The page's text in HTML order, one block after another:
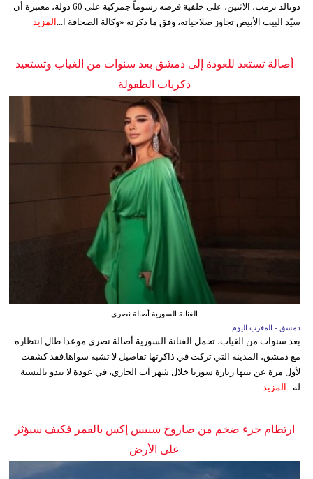
دونالد ترمب، الاثنين، على خلفية فرضه رسوماً جمركية على 60 دولة، معتبرة أن
سيّد البيت الأبيض تجاوز صلاحياته، وفق ما ذكرته «وكالة الصحافة ا...
المزيد
أصالة تستعد للعودة إلى دمشق بعد سنوات من الغياب وتستعيد
ذكريات الطفولة
الفنانة السورية أصالة نصري
دمشق - المغرب اليوم
بعد سنوات من الغياب، تحمل الفنانة السورية أصالة نصري موعدا طال انتظاره
مع دمشق، المدينة التي تركت في ذاكرتها تفاصيل لا تشبه سواها.فقد كشفت
لأول مرة عن نيتها زيارة سوريا خلال شهر آب الجاري، في عودة لا تبدو بالنسبة
له... المزيد
ارتطام جزء ضخم من صاروخ سبيس إكس بالقمر فكيف سيؤثر
على الأرض